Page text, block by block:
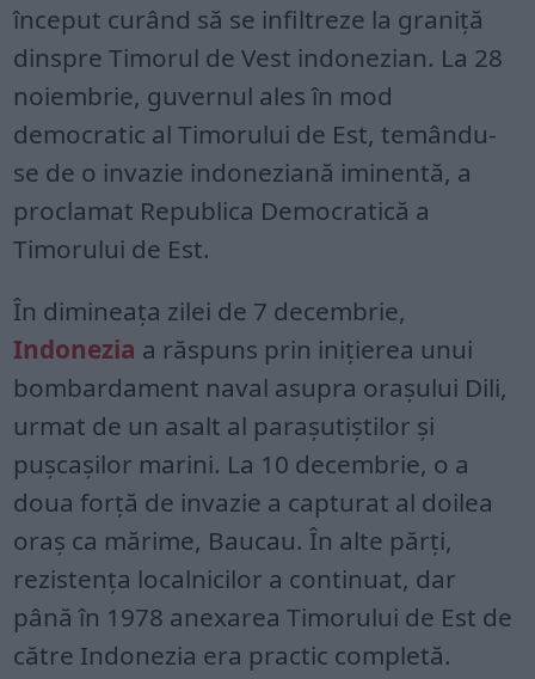
început curând să se infiltreze la graniță
dinspre Timorul de Vest indonezian. La 28
noiembrie, guvernul ales în mod
democratic al Timorului de Est, temându-
se de o invazie indoneziană iminentă, a
proclamat Republica Democratică a
Timorului de Est.
În dimineața zilei de 7 decembrie,
Indonezia a răspuns prin inițierea unui
bombardament naval asupra orașului Dili,
urmat de un asalt al parașutiștilor și
pușcașilor marini. La 10 decembrie, o a
doua forță de invazie a capturat al doilea
oraș ca mărime, Baucau. În alte părți,
rezistența localnicilor a continuat, dar
până în 1978 anexarea Timorului de Est de
către Indonezia era practic completă.